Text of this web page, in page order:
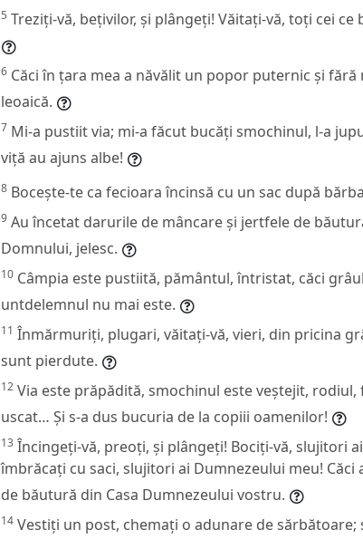
5 Treziți-vă, bețivilor, și plângeți! Văitați-vă, toți cei
6 Căci în țara mea a năvălit un popor puternic și fără
leoaică.
7 Mi-a pustiit via; mi-a făcut bucăți smochinul, l-a
viță au ajuns albe!
8 Bocește-te ca fecioara încinsă cu un sac după
9 Au încetat darurile de mâncare și jertfele de
Domnului, jelesc.
10 Câmpia este pustiită, pământul, întristat, căci
untdelemnul nu mai este.
11 Înmărmuriți, plugari, văitați-vă, vieri, din pricina
sunt pierdute.
12 Via este prăpădită, smochinul este veștejit,
uscat… Și s-a dus bucuria de la copiii oamenilor!
13 Încingeți-vă, preoți, și plângeți! Bociți-vă, slujitori
îmbrăcați cu saci, slujitori ai Dumnezeului meu!
de băutură din Casa Dumnezeului vostru.
14 Vestiți un post, chemați o adunare de